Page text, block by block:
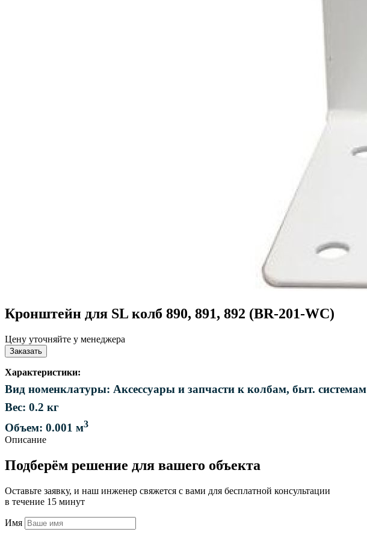
Кронштейн для SL колб 890, 891, 892 (BR-201-WC)
Цену уточняйте у менеджера
Заказать
Характеристики:
Вид номенклатуры: Аксессуары и запчасти к колбам, быт. системам
Вес: 0.2 кг
Объем: 0.001 м3
Описание
Подберём решение для вашего объекта
Оставьте заявку, и наш инженер свяжется с вами для бесплатной консультации
в течение 15 минут
Имя